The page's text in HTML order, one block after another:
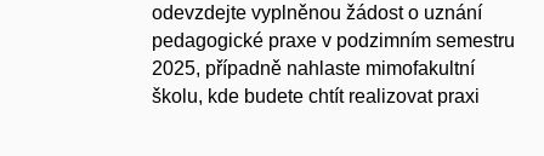
odevzdejte vyplněnou žádost o uznání
pedagogické praxe v podzimním semestru
2025, případně nahlaste mimofakultní
školu, kde budete chtít realizovat praxi